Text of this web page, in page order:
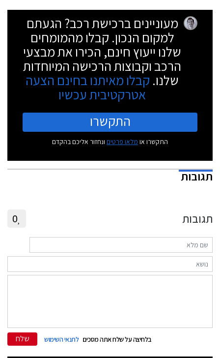
מעוניינים ברכישת רכב? הגעתם
למקום הנכון. קבלו מהמומחים
שלנו ייעוץ חינם, הכירו את מבצעי
הרכב וקבוצות הרכישה המיוחדות
שלנו. קבלו מאיתנו בחינם הצעה
אטרקטיבית עכשיו
התקשרו
התקשרו או מלאו פרטים ונחזור אליכם בהקדם
תגובות
תגובות 0
בלחיצה על שלח אתה מסכים לתנאי השימוש שלח